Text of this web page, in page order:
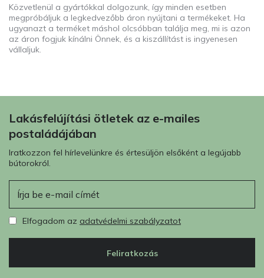
Közvetlenül a gyártókkal dolgozunk, így minden esetben
megpróbáljuk a legkedvezőbb áron nyújtani a termékeket. Ha
ugyanazt a terméket máshol olcsóbban találja meg, mi is azon
az áron fogjuk kínálni Önnek, és a kiszállítást is ingyenesen
vállaljuk.
Lakásfelújítási ötletek az e-mailes
postaládájában
Iratkozzon fel hírlevelünkre és értesüljön elsőként a legújabb
bútorokról.
Elfogadom az adatvédelmi szabályzatot
Feliratkozás